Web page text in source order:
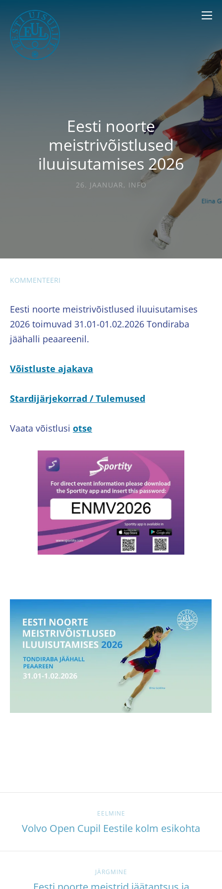
Eesti noorte
meistrivõistlused
iluuisutamises 2026
26. JAANUAR, INFO
KOMMENTEERI
Eesti noorte meistrivõistlused iluuisutamises
2026 toimuvad 31.01-01.02.2026 Tondiraba
jäähalli peaareenil.
Võistluste ajakava
Stardijärjekorrad / Tulemused
Vaata võistlusi otse
EELMINE
Volvo Open Cupil Eestile kolm esikohta
JÄRGMINE